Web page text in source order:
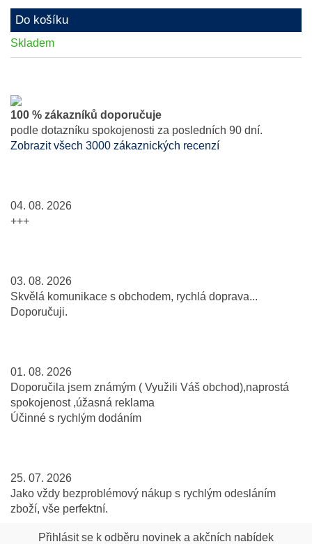
Do košíku
Skladem
100 % zákazníků doporučuje
podle dotazníku spokojenosti za posledních 90 dní.
Zobrazit všech 3000 zákaznických recenzí
04. 08. 2026
+++
03. 08. 2026
Skvělá komunikace s obchodem, rychlá doprava...
Doporučuji.
01. 08. 2026
Doporučila jsem známým ( Využili Váš obchod),naprostá
spokojenost ,úžasná reklama
Účinné s rychlým dodáním
25. 07. 2026
Jako vždy bezproblémový nákup s rychlým odesláním
zboží, vše perfektní.
Přihlásit se k odběru novinek a akčních nabídek